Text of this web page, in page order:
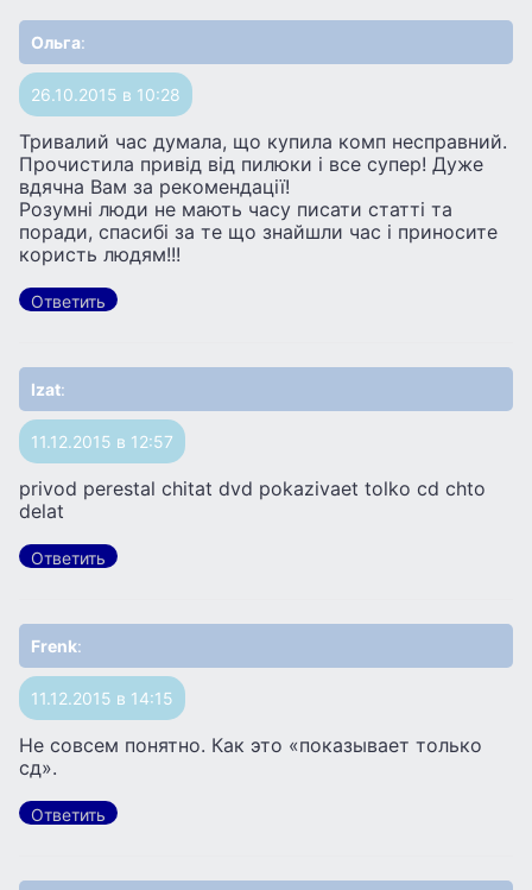
Ольга:
26.10.2015 в 10:28
Тривалий час думала, що купила комп несправний.
Прочистила привід від пилюки і все супер! Дуже
вдячна Вам за рекомендації!
Розумні люди не мають часу писати статті та
поради, спасибі за те що знайшли час і приносите
користь людям!!!
Ответить
Izat:
11.12.2015 в 12:57
privod perestal chitat dvd pokazivaet tolko cd chto
delat
Ответить
Frenk:
11.12.2015 в 14:15
Не совсем понятно. Как это «показывает только
сд».
Ответить